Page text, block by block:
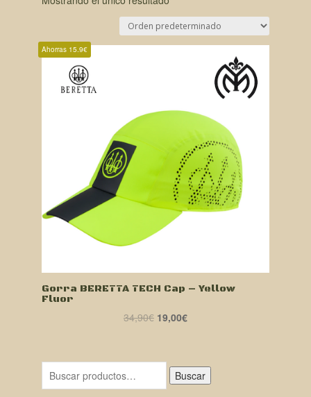
Ahorras 15.9€
Gorra BERETTA TECH Cap – Yellow
Fluor
34,90€ El
era:
34,90€.
19,00€El
es:
19,00€.
Buscar